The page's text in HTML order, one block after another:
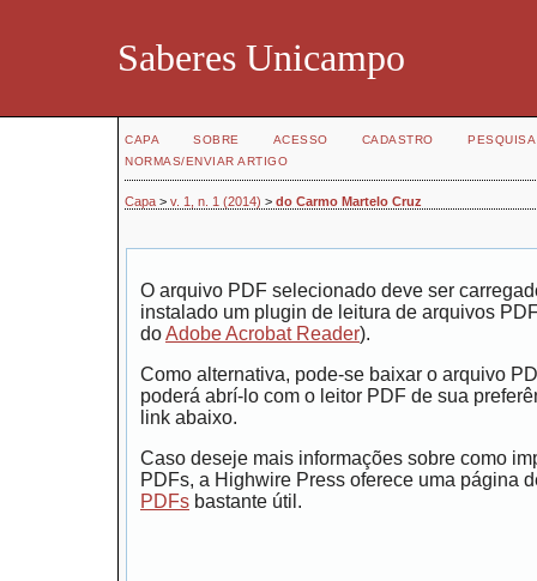
Saberes Unicampo
CAPA SOBRE ACESSO CADASTRO
PESQUISA
NORMAS/ENVIAR ARTIGO
Capa > v. 1, n. 1 (2014) > do Carmo Martelo Cruz
O arquivo PDF selecionado deve ser
instalado um plugin de leitura de arquivos
doAdobe Acrobat Reader).
Como alternativa, pode-se baixar o arquivo
poderá abrí-lo com o leitor PDF de sua
link abaixo.
Caso deseje mais informações sobre como
PDFs, a Highwire Press oferece uma página
PDFs bastante útil.